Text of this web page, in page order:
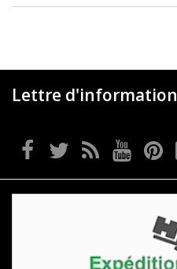
Lettre d'information